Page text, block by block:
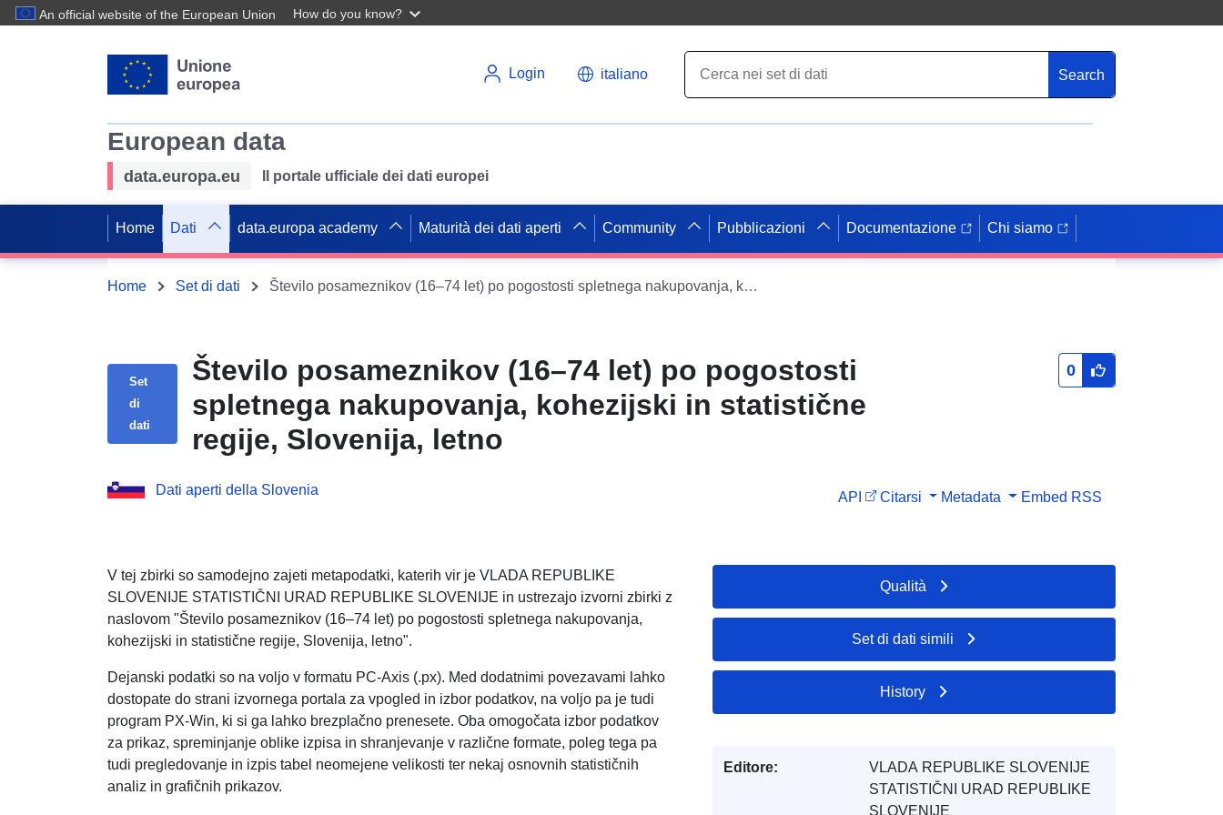
An official website of the European Union How do you know?
Login italiano Search
European data
data.europa.eu Il portale ufficiale dei dati europei
Home Dati data.europa academy Maturità dei dati aperti Community Pubblicazioni Documentazione Chi siamo
Home Set di dati Število posameznikov (16–74 let) po pogostosti spletnega nakupovanja, kohezijski in statistične regije, Slovenija, letno
Set
di
dati
Število posameznikov (16–74 let) po pogostosti
spletnega nakupovanja, kohezijski in statistične
regije, Slovenija, letno
0
Dati aperti della Slovenia API Citarsi Metadata Embed RSS
V tej zbirki so samodejno zajeti metapodatki, katerih vir je VLADA REPUBLIKE
SLOVENIJE STATISTIČNI URAD REPUBLIKE SLOVENIJE in ustrezajo izvorni zbirki z
naslovom "Število posameznikov (16–74 let) po pogostosti spletnega nakupovanja,
kohezijski in statistične regije, Slovenija, letno".
Dejanski podatki so na voljo v formatu PC-Axis (.px). Med dodatnimi povezavami lahko
dostopate do strani izvornega portala za vpogled in izbor podatkov, na voljo pa je tudi
program PX-Win, ki si ga lahko brezplačno prenesete. Oba omogočata izbor podatkov
za prikaz, spreminjanje oblike izpisa in shranjevanje v različne formate, poleg tega pa
tudi pregledovanje in izpis tabel neomejene velikosti ter nekaj osnovnih statističnih
analiz in grafičnih prikazov.
Qualità
Set di dati simili
History
Editore:
VLADA REPUBLIKE SLOVENIJE
STATISTIČNI URAD REPUBLIKE
SLOVENIJE